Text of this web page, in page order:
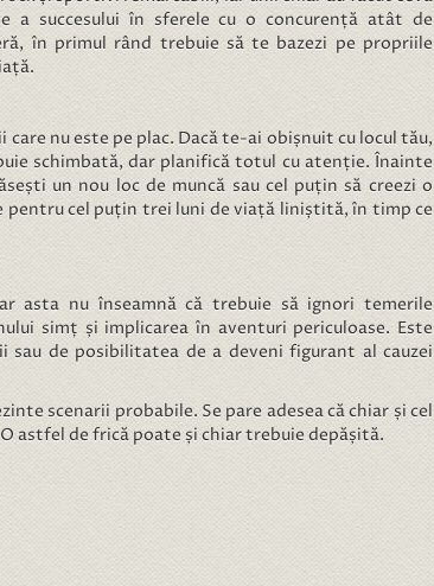
a succesului în sferele cu o concurență atât de
în primul rând trebuie să te bazezi pe propriile
nu este pe plac. Dacă te-ai obișnuit cu locul tău,
schimbată, dar planifică totul cu atenție. Înainte
un nou loc de muncă sau cel puțin să creezi o
pentru cel puțin trei luni de viață liniștită, în timp ce
asta nu înseamnă că trebuie să ignori temerile
simț și implicarea în aventuri periculoase. Este
de posibilitatea de a deveni figurant al cauzei
scenarii probabile. Se pare adesea că chiar și cel
astfel de frică poate și chiar trebuie depășită.